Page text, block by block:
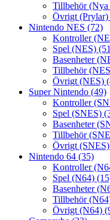
Tillbehör
Övrigt (Prylar)
Nintendo NES (72)
Kontroller
Spel (NES)
Basenheter
Tillbehör
Övrigt (NES)
Super Nintendo (49)
Kontroller
Spel (SNES)
Basenheter
Tillbehör
Övrigt (SNES)
Nintendo 64 (35)
Kontroller
Spel (N64)
Basenheter
Tillbehör
Övrigt (N64)